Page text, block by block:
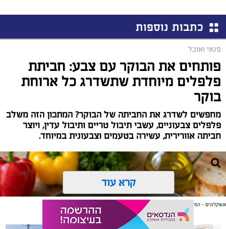
כתבות נוספות
פנאי ואוכל
פותחים את הבוקר עם צבע: חביתת
פלפלים מיוחדת שתשדרג כל ארוחת
בוקר
מחפשים לשדרג את החביתה של הבוקר? המתכון הזה משלב
פלפלים צבעוניים, עשבי תיבול טריים ותיבול עדין, ויוצר
חביתה אוורירית, עשירה בטעמים וצבעונית במיוחד.
קרא עוד
אשקלונים - המקומון היומי של אשקלון באינטרנט
אולי יעניין אותך גם